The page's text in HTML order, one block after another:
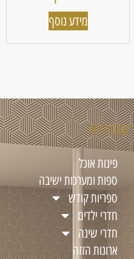
מידע נוסף
קטגוריות
פינות אוכל
ספות ומערכות ישיבה
ספריות קודש
חדרי ילדים
חדרי שינה
ארונות הזזה